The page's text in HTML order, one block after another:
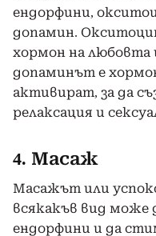
ендорфини,
допамин.
хормон на любовта
допаминът е
активират, за да
релаксация и
4. Масаж
Масажът или
всякакъв вид може
ендорфини и да